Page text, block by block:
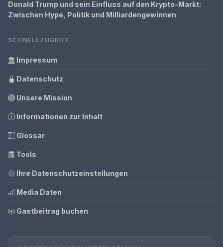
Donald Trump und sein Einfluss auf den Krypto-Markt:
Zwischen Hype, Politik und Milliardengewinnen
SCHNELLZUGRIFF
Impressum
Datenschutz
Unsere Mission
Informationen zur Inhalt
Glossar
Tools
Ihre Datenschutzeinstellungen
Media Daten
Gastbeitrag buchen